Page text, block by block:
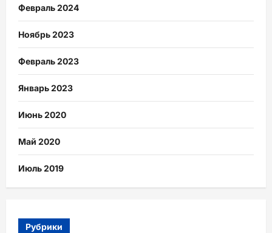
Февраль 2024
Ноябрь 2023
Февраль 2023
Январь 2023
Июнь 2020
Май 2020
Июль 2019
Рубрики